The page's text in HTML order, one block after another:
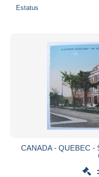
Estatus
CANADA - QUEBEC -